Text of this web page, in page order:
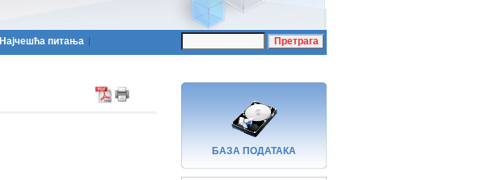
Најчешћa питања
БАЗA ПОДАТАКА